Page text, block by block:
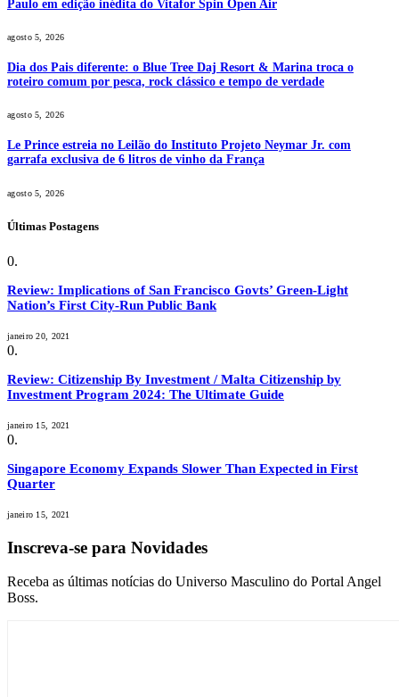
Paulo em edição inédita do Vitafor Spin Open Air
agosto 5, 2026
Dia dos Pais diferente: o Blue Tree Daj Resort & Marina troca o
roteiro comum por pesca, rock clássico e tempo de verdade
agosto 5, 2026
Le Prince estreia no Leilão do Instituto Projeto Neymar Jr. com
garrafa exclusiva de 6 litros de vinho da França
agosto 5, 2026
Últimas Postagens
Review: Implications of San Francisco Govts’ Green-Light
Nation’s First City-Run Public Bank
janeiro 20, 2021
Review: Citizenship By Investment / Malta Citizenship by
Investment Program 2024: The Ultimate Guide
janeiro 15, 2021
Singapore Economy Expands Slower Than Expected in First
Quarter
janeiro 15, 2021
Inscreva-se para Novidades
Receba as últimas notícias do Universo Masculino do Portal Angel
Boss.